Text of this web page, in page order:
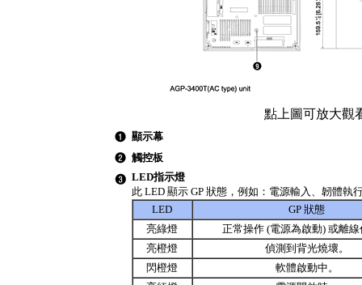
點上圖可放大觀
顯示幕
觸控板
LED指示燈
此 LED 顯示 GP 狀態，例如：電源輸入、韌體執
LED
GP 狀態
亮綠燈
正常操作 (電源為啟動) 或離
亮橙燈
偵測到背光燒壞。
閃橙燈
軟體啟動中。